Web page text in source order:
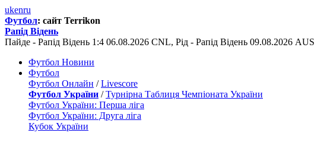
ukenru
Футбол: сайт Terrikon
Рапід Відень
Пайде - Рапід Відень 1:4 06.08.2026 CNL, Рід - Рапід Відень 09.08.2026 AUS
Футбол Новини
Футбол
Футбол Онлайн /Livescore
Футбол України /Турнірна Таблиця Чемпіоната України
Футбол України: Перша ліга
Футбол України: Друга ліга
Кубок України